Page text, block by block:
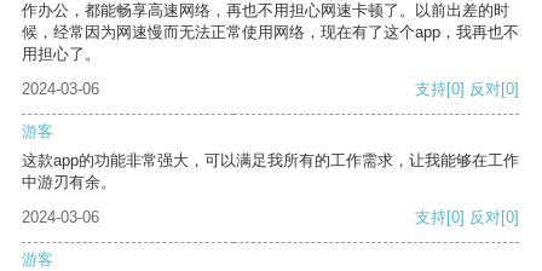
作办公，都能畅享高速网络，再也不用担心网速卡顿了。以前出差的时
候，经常因为网速慢而无法正常使用网络，现在有了这个app，我再也不
用担心了。
2024-03-06
支持[0] 反对[0]
游客
这款app的功能非常强大，可以满足我所有的工作需求，让我能够在工作
中游刃有余。
2024-03-06
支持[0] 反对[0]
游客